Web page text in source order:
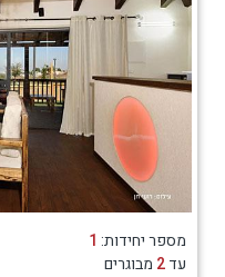
מספר יחידות: 1
עד2 מבוגרים